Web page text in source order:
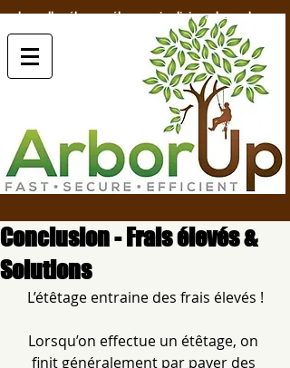
bruxelles élagage élagueur jardinier arborup.be
Conclusion - Frais élevés &
Solutions
L’étêtage entraine des frais élevés !
Lorsqu’on effectue un étêtage, on
finit généralement par payer des